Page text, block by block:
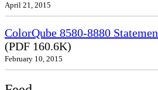
April 21, 2015
ColorQube 8580-8880
(PDF 160.6K)
February 10, 2015